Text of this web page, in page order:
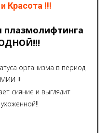
Красота !!!
плазмолифтинга
организма в период
!!!
сияние и выглядит